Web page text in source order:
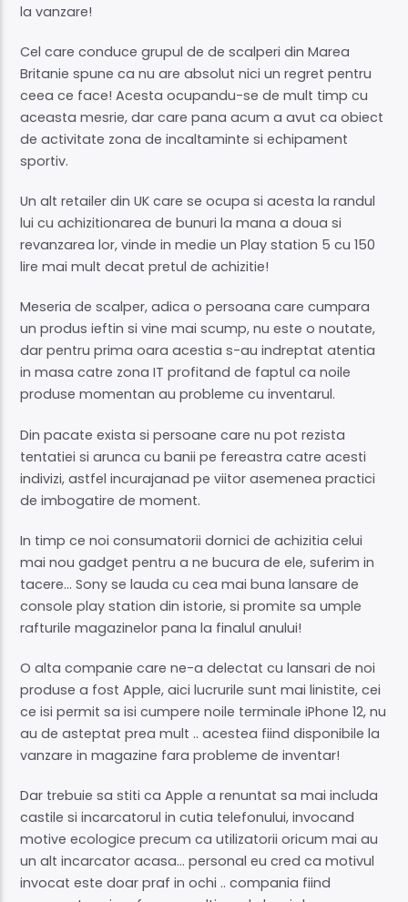
la vanzare!
Cel care conduce grupul de de scalperi din Marea
Britanie spune ca nu are absolut nici un regret pentru
ceea ce face! Acesta ocupandu-se de mult timp cu
aceasta mesrie, dar care pana acum a avut ca obiect
de activitate zona de incaltaminte si echipament
sportiv.
Un alt retailer din UK care se ocupa si acesta la randul
lui cu achizitionarea de bunuri la mana a doua si
revanzarea lor, vinde in medie un Play station 5 cu 150
lire mai mult decat pretul de achizitie!
Meseria de scalper, adica o persoana care cumpara
un produs ieftin si vine mai scump, nu este o noutate,
dar pentru prima oara acestia s-au indreptat atentia
in masa catre zona IT profitand de faptul ca noile
produse momentan au probleme cu inventarul.
Din pacate exista si persoane care nu pot rezista
tentatiei si arunca cu banii pe fereastra catre acesti
indivizi, astfel incurajanad pe viitor asemenea practici
de imbogatire de moment.
In timp ce noi consumatorii dornici de achizitia celui
mai nou gadget pentru a ne bucura de ele, suferim in
tacere… Sony se lauda cu cea mai buna lansare de
console play station din istorie, si promite sa umple
rafturile magazinelor pana la finalul anului!
O alta companie care ne-a delectat cu lansari de noi
produse a fost Apple, aici lucrurile sunt mai linistite, cei
ce isi permit sa isi cumpere noile terminale iPhone 12, nu
au de asteptat prea mult .. acestea fiind disponibile la
vanzare in magazine fara probleme de inventar!
Dar trebuie sa stiti ca Apple a renuntat sa mai includa
castile si incarcatorul in cutia telefonului, invocand
motive ecologice precum ca utilizatorii oricum mai au
un alt incarcator acasa… personal eu cred ca motivul
invocat este doar praf in ochi .. compania fiind